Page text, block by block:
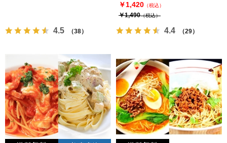
4.5 （38）
￥1,420 （税込）
￥1,490（税込）
4.4 （29）